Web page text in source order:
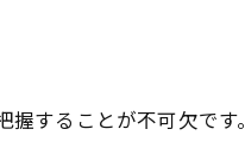
することが不可欠です。